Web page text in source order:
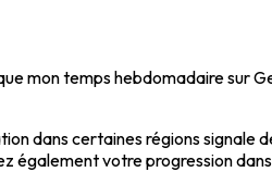
mon temps hebdomadaire sur
dans certaines régions signale
également votre progression